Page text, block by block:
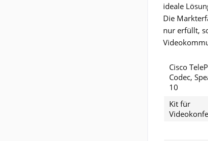
ideale
Die
nur erfüllt,
Cisco
Codec,
10
Kit für